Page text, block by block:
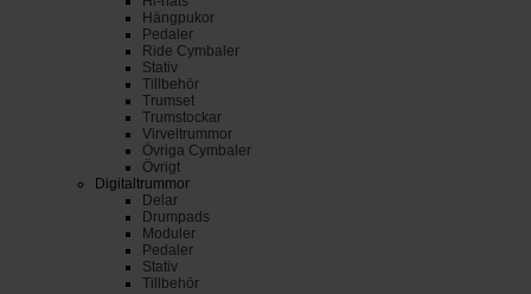
Hängpukor
Pedaler
Ride Cymbaler
Stativ
Tillbehör
Trumset
Trumstockar
Virveltrummor
Övriga Cymbaler
Övrigt
Digitaltrummor
Delar
Drumpads
Moduler
Pedaler
Stativ
Tillbehör